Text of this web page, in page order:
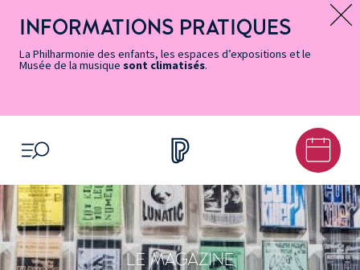
page
Accessibilité
accès
rapides
principal
contenu
principal
page
Message d’information
INFORMATIONS PRATIQUES
La Philharmonie des enfants, les espaces d’expositions et le
Musée de la musique sont climatisés.
OUVRIR LE MENU
LE MAGAZINE